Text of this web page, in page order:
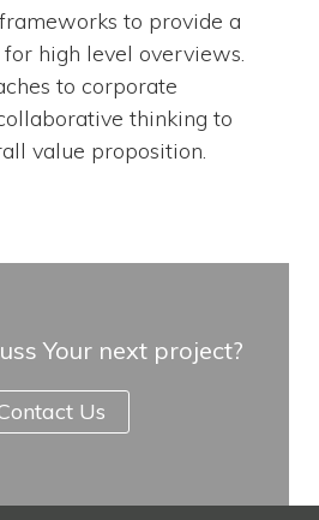
to provide a
high level overviews.
to corporate
thinking to
value proposition.
Your next project?
Us